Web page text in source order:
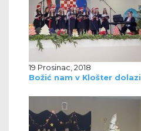
19 Prosinac, 2018
Božić nam v Klošter dolazi